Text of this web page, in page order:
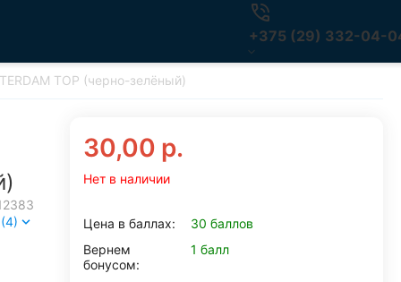
+375 (29) 332-04-
TOP (черно-зелёный)
30,00 р.
Нет в наличии
Цена в баллах:
30 баллов
Вернем
бонусом:
1 балл